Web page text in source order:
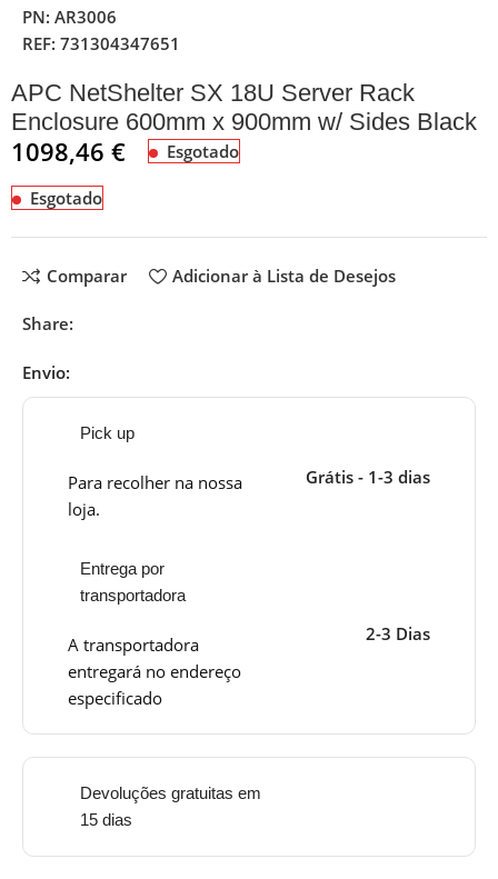
PN:AR3006
REF:731304347651
APC NetShelter SX 18U Server Rack
Enclosure 600mm x 900mm w/ Sides Black
1098,46€ Esgotado
Esgotado
Comparar Adicionar à Lista de Desejos
Share:
Envio:
Pick up
Para recolher na nossa
loja.
Grátis - 1-3 dias
Entrega por
transportadora
A transportadora
entregará no endereço
especificado
2-3 Dias
Devoluções gratuitas em
15 dias